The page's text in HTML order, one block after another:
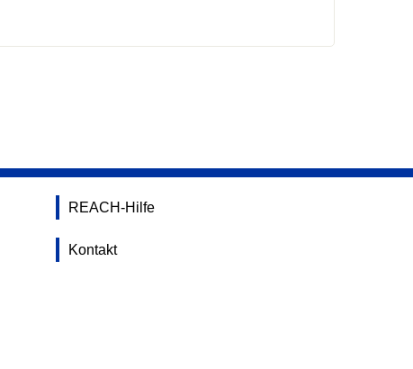
REACH-Hilfe
Kontakt